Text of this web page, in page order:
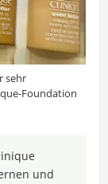
sehr
Foundation
und